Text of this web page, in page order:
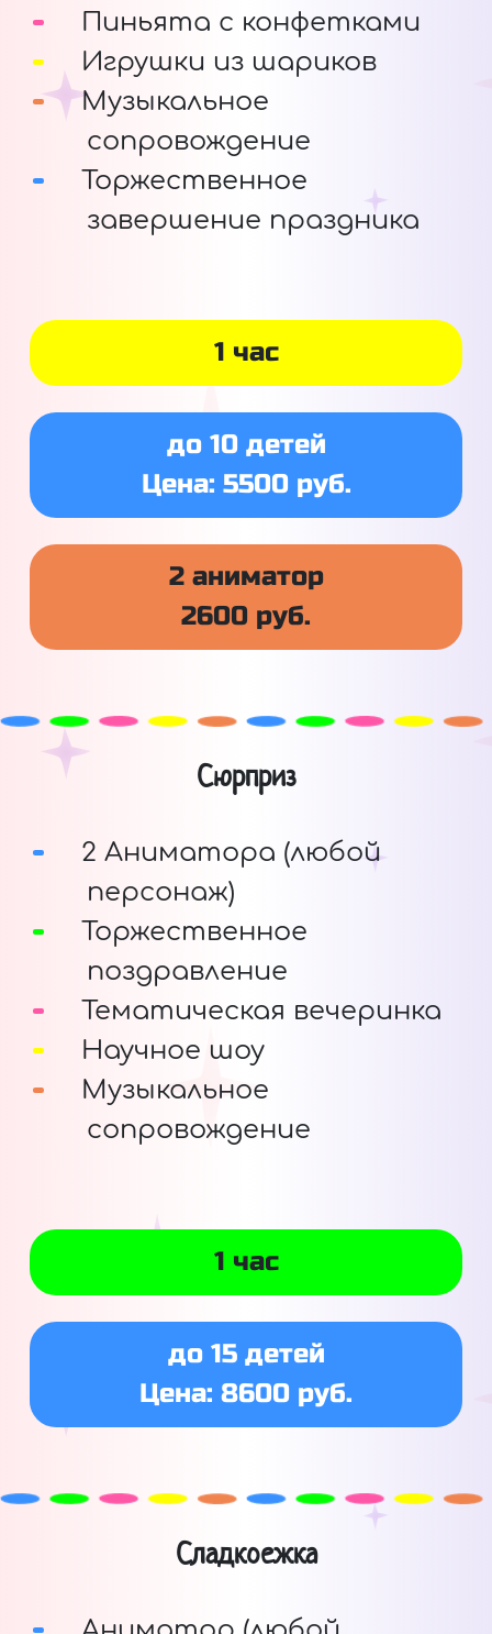
Пиньята с конфетками
Игрушки из шариков
Музыкальное
сопровождение
Торжественное
завершение праздника
1 час
до 10 детей
Цена: 5500 руб.
2 аниматор
2600 руб.
Сюрприз
2 Аниматора (любой
персонаж)
Торжественное
поздравление
Тематическая вечеринка
Научное шоу
Музыкальное
сопровождение
1 час
до 15 детей
Цена: 8600 руб.
Сладкоежка